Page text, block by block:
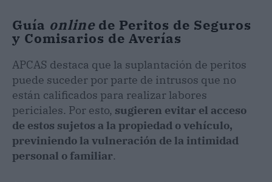
Guía online de Peritos de Seguros
y Comisarios de Averías
APCAS destaca que la suplantación de peritos
puede suceder por parte de intrusos que no
están calificados para realizar labores
periciales. Por esto, sugieren evitar el acceso
de estos sujetos a la propiedad o vehículo,
previniendo la vulneración de la intimidad
personal o familiar.